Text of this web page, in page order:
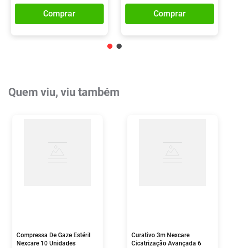
Comprar Comprar
Quem viu, viu também
Compressa De Gaze Estéril
Nexcare 10 Unidades
Curativo 3m Nexcare
Cicatrização Avançada 6